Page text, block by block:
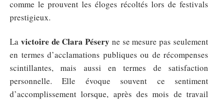
comme le prouvent les éloges récoltés lors de festivals
prestigieux.
La victoire de Clara Pésery ne se mesure pas seulement
en termes d’acclamations publiques ou de récompenses
scintillantes, mais aussi en termes de satisfaction
personnelle. Elle évoque souvent ce sentiment
d’accomplissement lorsque, après des mois de travail